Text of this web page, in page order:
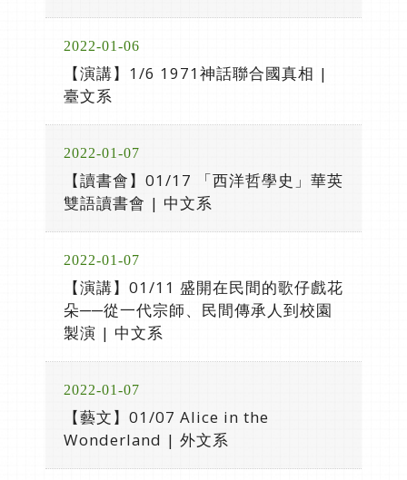
2022-01-06
【演講】1/6 1971神話聯合國真相 |
臺文系
2022-01-07
【讀書會】01/17 「西洋哲學史」華英
雙語讀書會 | 中文系
2022-01-07
【演講】01/11 盛開在民間的歌仔戲花
朵──從一代宗師、民間傳承人到校園
製演 | 中文系
2022-01-07
【藝文】01/07 Alice in the
Wonderland | 外文系